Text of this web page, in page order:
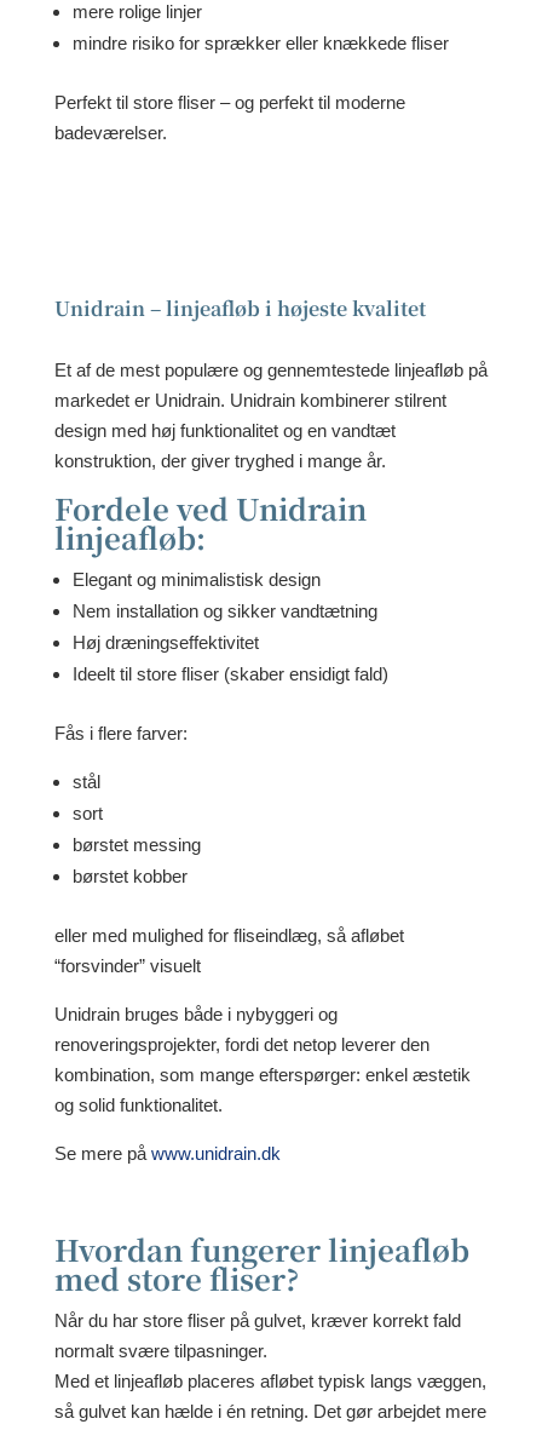
mere rolige linjer
mindre risiko for sprækker eller knækkede fliser
Perfekt til store fliser – og perfekt til moderne
badeværelser.
Unidrain – linjeafløb i højeste kvalitet
Et af de mest populære og gennemtestede linjeafløb på
markedet er Unidrain. Unidrain kombinerer stilrent
design med høj funktionalitet og en vandtæt
konstruktion, der giver tryghed i mange år.
Fordele ved Unidrain
linjeafløb:
Elegant og minimalistisk design
Nem installation og sikker vandtætning
Høj dræningseffektivitet
Ideelt til store fliser (skaber ensidigt fald)
Fås i flere farver:
stål
sort
børstet messing
børstet kobber
eller med mulighed for fliseindlæg, så afløbet
“forsvinder” visuelt
Unidrain bruges både i nybyggeri og
renoveringsprojekter, fordi det netop leverer den
kombination, som mange efterspørger: enkel æstetik
og solid funktionalitet.
Se mere påwww.unidrain.dk
Hvordan fungerer linjeafløb
med store fliser?
Når du har store fliser på gulvet, kræver korrekt fald
normalt svære tilpasninger.
Med et linjeafløb placeres afløbet typisk langs væggen,
så gulvet kan hælde i én retning. Det gør arbejdet mere